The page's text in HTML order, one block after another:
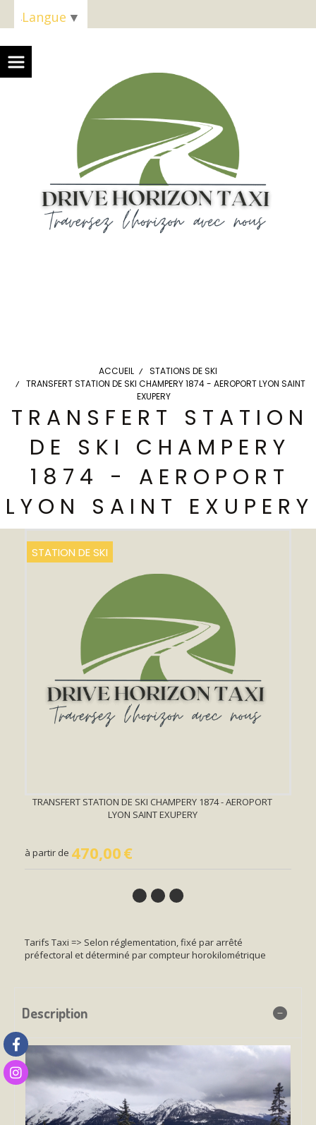
ACCUEIL
STATIONS DE SKI
TRANSFERT STATION DE SKI CHAMPERY 1874 - AEROPORT LYON SAINT
EXUPERY
TRANSFERT STATION
DE SKI CHAMPERY
1874 - AEROPORT
LYON SAINT EXUPERY
STATION DE SKI
TRANSFERT STATION DE SKI CHAMPERY 1874 - AEROPORT
LYON SAINT EXUPERY
à partir de 470,00€
Tarifs Taxi => Selon réglementation, fixé par arrêté
préfectoral et déterminé par compteur horokilométrique
Description
Langue ▼